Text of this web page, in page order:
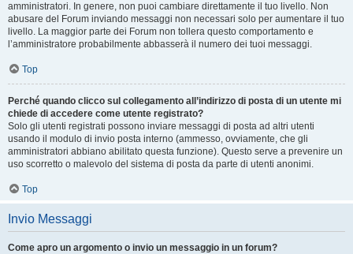
amministratori. In genere, non puoi cambiare direttamente il tuo livello. Non
abusare del Forum inviando messaggi non necessari solo per aumentare il tuo
livello. La maggior parte dei Forum non tollera questo comportamento e
l’amministratore probabilmente abbasserà il numero dei tuoi messaggi.
Top
Perché quando clicco sul collegamento all’indirizzo di posta di un utente mi
chiede di accedere come utente registrato?
Solo gli utenti registrati possono inviare messaggi di posta ad altri utenti
usando il modulo di invio posta interno (ammesso, ovviamente, che gli
amministratori abbiano abilitato questa funzione). Questo serve a prevenire un
uso scorretto o malevolo del sistema di posta da parte di utenti anonimi.
Top
Invio Messaggi
Come apro un argomento o invio un messaggio in un forum?